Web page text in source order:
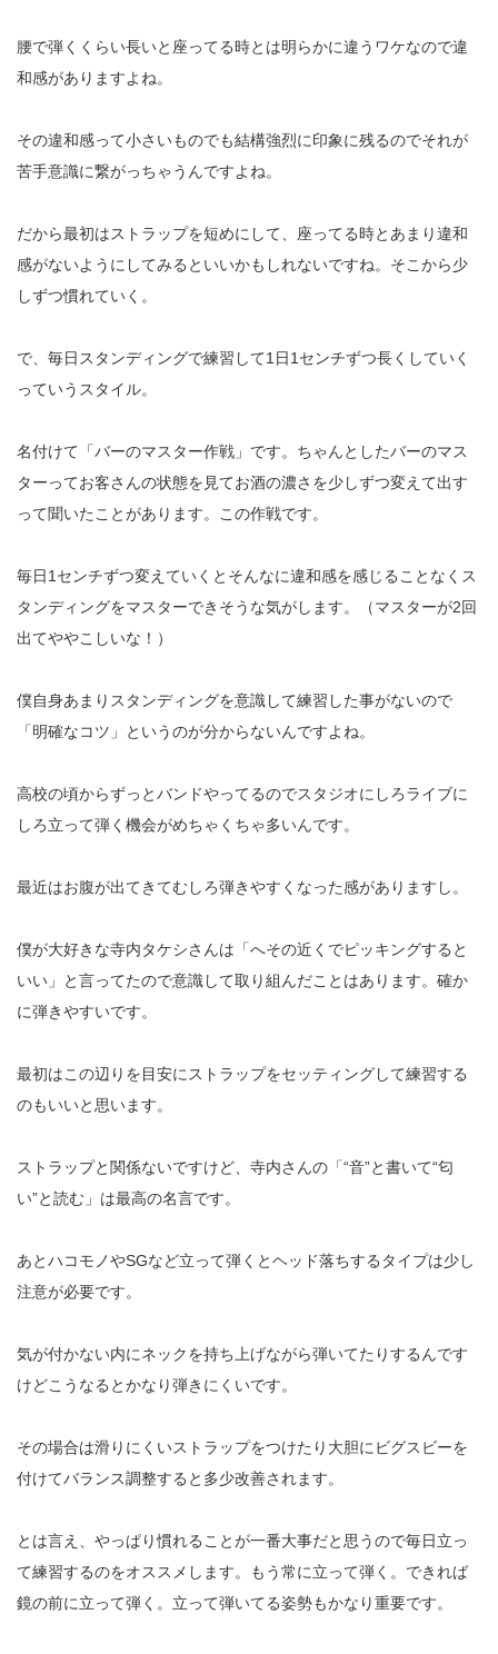
腰で弾くくらい長いと座ってる時とは明らかに違うワケなので違
和感がありますよね。
その違和感って小さいものでも結構強烈に印象に残るのでそれが
苦手意識に繋がっちゃうんですよね。
だから最初はストラップを短めにして、座ってる時とあまり違和
感がないようにしてみるといいかもしれないですね。そこから少
しずつ慣れていく。
で、毎日スタンディングで練習して1 日1 センチずつ長くしていく
っていうスタイル。
名付けて「バーのマスター作戦」です。ちゃんとしたバーのマス
ターってお客さんの状態を見てお酒の濃さを少しずつ変えて出す
って聞いたことがあります。この作戦です。
毎日1 センチずつ変えていくとそんなに違和感を感じることなくス
タンディングをマスターできそうな気がします。（マスターが2回
出てややこしいな！）
僕自身あまりスタンディングを意識して練習した事がないので
「明確なコツ」というのが分からないんですよね。
高校の頃からずっとバンドやってるのでスタジオにしろライブに
しろ立って弾く機会がめちゃくちゃ多いんです。
最近はお腹が出てきてむしろ弾きやすくなった感がありますし。
僕が大好きな寺内タケシさんは「へその近くでピッキングすると
いい」と言ってたので意識して取り組んだことはあります。確か
に弾きやすいです。
最初はこの辺りを目安にストラップをセッティングして練習する
のもいいと思います。
ストラップと関係ないですけど、寺内さんの「“音”と書いて“匂
い”と読む」は最高の名言です。
あとハコモノやSGなど立って弾くとヘッド落ちするタイプは少し
注意が必要です。
気が付かない内にネックを持ち上げながら弾いてたりするんです
けどこうなるとかなり弾きにくいです。
その場合は滑りにくいストラップをつけたり大胆にビグスビーを
付けてバランス調整すると多少改善されます。
とは言え、やっぱり慣れることが一番大事だと思うので毎日立っ
て練習するのをオススメします。もう常に立って弾く。できれば
鏡の前に立って弾く。立って弾いてる姿勢もかなり重要です。